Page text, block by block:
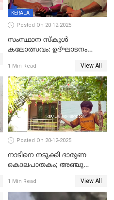
KERALA
Posted On 20-12-2025
സംസ്ഥാന സ്കൂൾ
കലോത്സവം: ഉദ്ഘാടനം
മുഖ്യാതിഥിയായി
മോഹൻലാൽ
1 Min Read View All
Posted On 20-12-2025
നാടിനെ നടുക്കി ദാരുണ
കൊലപാതകം; അഞ്ചു
കഴുത്തുഞെരിച്ച് കൊന്നു
1 Min Read View All